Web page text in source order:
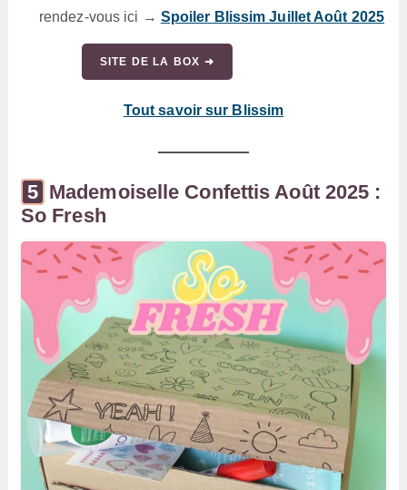
rendez-vous ici → Spoiler Blissim Juillet Août 2025
SITE DE LA BOX ➜
Tout savoir sur Blissim
Mademoiselle Confettis Août 2025 :
So Fresh